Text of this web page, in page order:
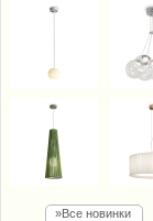
»Все новинки